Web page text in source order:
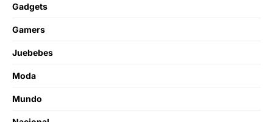
Gadgets
Gamers
Juebebes
Moda
Mundo